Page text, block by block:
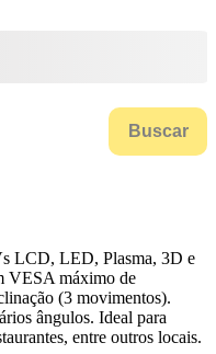
Buscar
LCD, LED, Plasma, 3D e
VESA máximo de
(3 movimentos).
ângulos. Ideal para
entre outros locais.